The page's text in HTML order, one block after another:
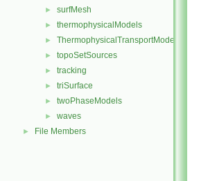
► surfMesh
► thermophysicalModels
► ThermophysicalTransportModels
► topoSetSources
► tracking
► triSurface
► twoPhaseModels
► waves
► File Members